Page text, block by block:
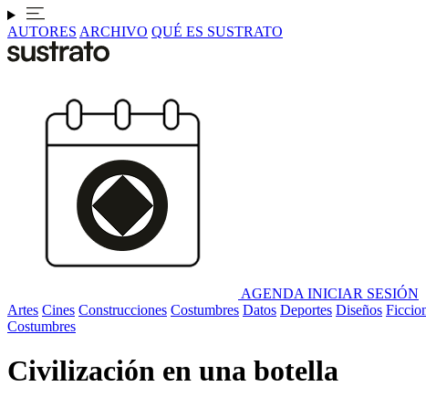
AUTORES ARCHIVO QUÉ ES SUSTRATO
AGENDA INICIAR SESIÓN
Artes Cines Construcciones Costumbres Datos Deportes Diseños
Costumbres
Civilización en una botella